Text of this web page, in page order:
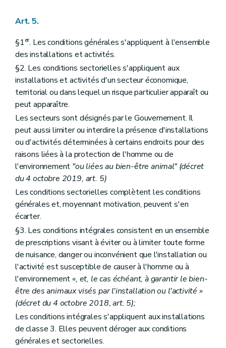
Art. 5.
§1er. Les conditions générales s'appliquent à l'ensemble
des installations et activités.
§2. Les conditions sectorielles s'appliquent aux
installations et activités d'un secteur économique,
territorial ou dans lequel un risque particulier apparaît ou
peut apparaître.
Les secteurs sont désignés par le Gouvernement. Il
peut aussi limiter ou interdire la présence d'installations
ou d'activités déterminées à certains endroits pour des
raisons liées à la protection de l'homme ou de
l'environnement "ou liées au bien-être animal" (décret
du 4 octobre 2019, art. 5)
Les conditions sectorielles complètent les conditions
générales et, moyennant motivation, peuvent s'en
écarter.
§3. Les conditions intégrales consistent en un ensemble
de prescriptions visant à éviter ou à limiter toute forme
de nuisance, danger ou inconvénient que l'installation ou
l'activité est susceptible de causer à l'homme ou à
l'environnement «, et, le cas échéant, à garantir le bien-
être des animaux visés par l'installation ou l'activité »
(décret du 4 octobre 2018, art. 5);
Les conditions intégrales s'appliquent aux installations
de classe 3. Elles peuvent déroger aux conditions
générales et sectorielles.